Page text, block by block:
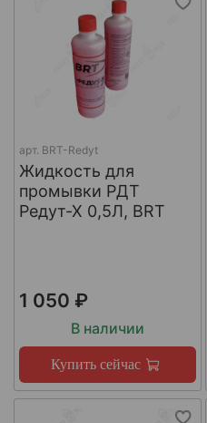
арт. BRT-Redyt
Жидкость для
промывки РДТ
Редут-Х 0,5Л, BRT
1 050 ₽
В наличии
Купить сейчас